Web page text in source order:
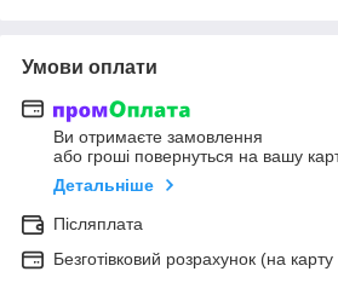
Умови оплати
Ви отримаєте замовлення
або гроші повернуться на вашу
Детальніше
Післяплата
Безготівковий розрахунок (на